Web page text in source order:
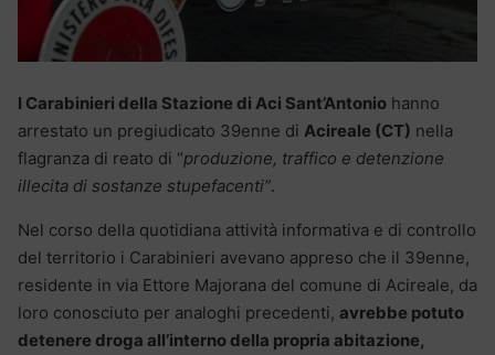
I Carabinieri della Stazione di Aci Sant’Antonio hanno
arrestato un pregiudicato 39enne di Acireale (CT) nella
flagranza di reato di “produzione, traffico e detenzione
illecita di sostanze stupefacenti”.
Nel corso della quotidiana attività informativa e di controllo
del territorio i Carabinieri avevano appreso che il 39enne,
residente in via Ettore Majorana del comune di Acireale, da
loro conosciuto per analoghi precedenti, avrebbe potuto
detenere droga all’interno della propria abitazione,